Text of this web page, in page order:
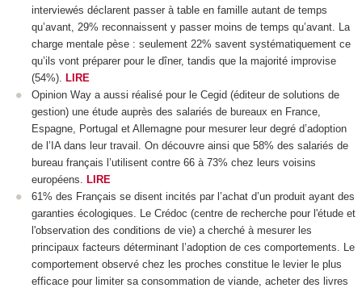
interviewés déclarent passer à table en famille autant de temps
qu’avant, 29% reconnaissent y passer moins de temps qu’avant. La
charge mentale pèse : seulement 22% savent systématiquement ce
qu’ils vont préparer pour le dîner, tandis que la majorité improvise
(54%).
LIRE
Opinion Way a aussi réalisé pour le Cegid (éditeur de solutions de
gestion) une étude auprès des salariés de bureaux en France,
Espagne, Portugal et Allemagne pour mesurer leur degré d’adoption
de l’IA dans leur travail. On découvre ainsi que 58% des salariés de
bureau français l’utilisent contre 66 à 73% chez leurs voisins
européens.
LIRE
61% des Français se disent incités par l’achat d’un produit ayant des
garanties écologiques. Le Crédoc (centre de recherche pour l'étude et
l'observation des conditions de vie) a cherché à mesurer les
principaux facteurs déterminant l’adoption de ces comportements. Le
comportement observé chez les proches constitue le levier le plus
efficace pour limiter sa consommation de viande, acheter des livres